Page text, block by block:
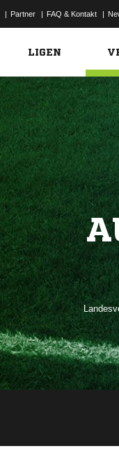
| Partner | FAQ & Kontakt |
LIGEN